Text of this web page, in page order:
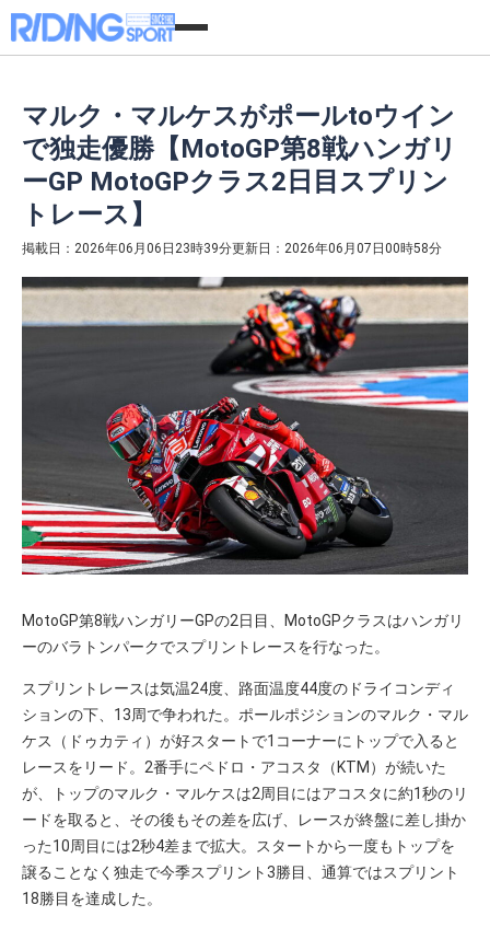
マルク・マルケスがポールtoウイン
で独走優勝【MotoGP第8戦ハンガリ
ーGP MotoGPクラス2日目スプリン
トレース】
掲載日：2026年06月06日23時39分更新日：2026年06月07日00時58分
MotoGP第8戦ハンガリーGPの2日目、MotoGPクラスはハンガリ
ーのバラトンパークでスプリントレースを行なった。
スプリントレースは気温24度、路面温度44度のドライコンディ
ションの下、13周で争われた。ポールポジションのマルク・マル
ケス（ドゥカティ）が好スタートで1コーナーにトップで入ると
レースをリード。2番手にペドロ・アコスタ（KTM）が続いた
が、トップのマルク・マルケスは2周目にはアコスタに約1秒のリ
ードを取ると、その後もその差を広げ、レースが終盤に差し掛か
った10周目には2秒4差まで拡大。スタートから一度もトップを
譲ることなく独走で今季スプリント3勝目、通算ではスプリント
18勝目を達成した。